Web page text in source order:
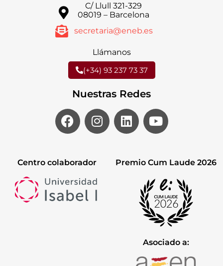
C/ Llull 321-329
08019 – Barcelona
secretaria@eneb.es
Llámanos
(+34) 93 237 73 37
Nuestras Redes
Centro colaborador Premio Cum Laude 2026
Asociado a: